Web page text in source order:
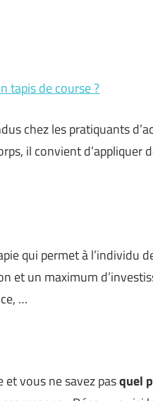
tapis de course ?
chez les pratiquants
il convient d’appliquer
qui permet à l’individu
et un maximum
…
et vous ne savez pasquel